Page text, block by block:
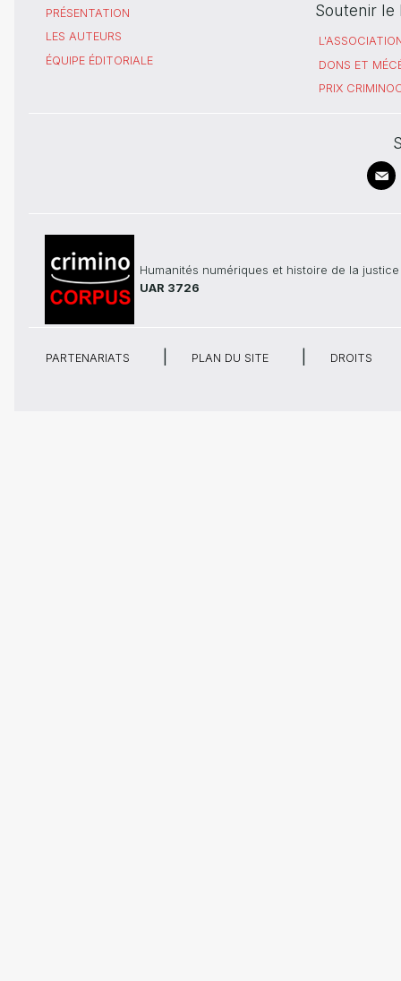
PRÉSENTATION
LES AUTEURS
ÉQUIPE ÉDITORIALE
Soutenir le
DONS ET
PRIX
Humanités numériques et histoire de la justice
UAR 3726
PARTENARIATS PLAN DU SITE DROITS